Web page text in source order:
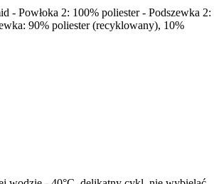
- Powłoka 2: 100% poliester - Podszewka 2:
90% poliester (recyklowany), 10%